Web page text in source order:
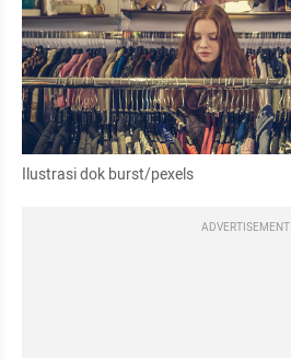
Ilustrasi dok burst/pexels
ADVERTISEMENT